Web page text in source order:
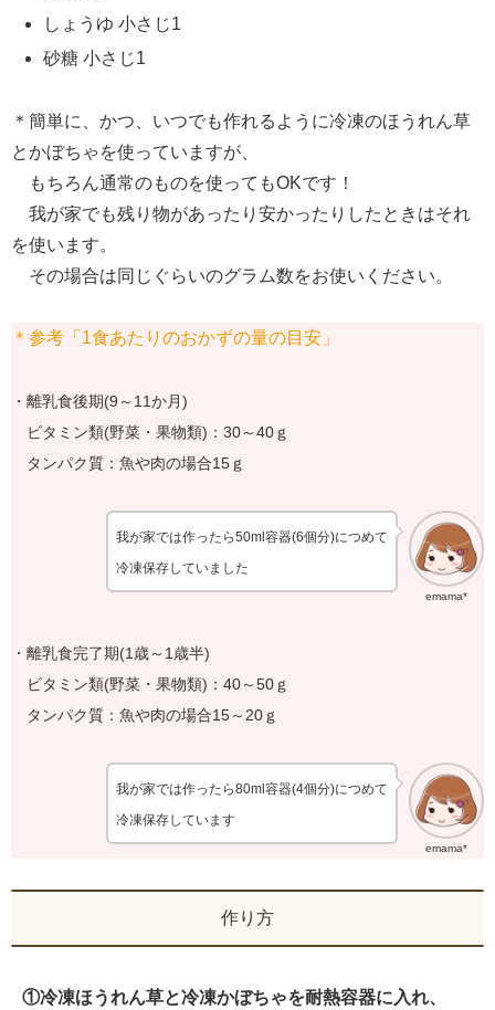
しょうゆ 小さじ1
砂糖 小さじ1
＊簡単に、かつ、いつでも作れるように冷凍のほうれん草
とかぼちゃを使っていますが、
もちろん通常のものを使ってもOKです！
我が家でも残り物があったり安かったりしたときはそれ
を使います。
その場合は同じぐらいのグラム数をお使いください。
＊参考「1食あたりのおかずの量の目安」
・離乳食後期(9～11か月)
ビタミン類(野菜・果物類)：30～40ｇ
タンパク質：魚や肉の場合15ｇ
emama*
我が家では作ったら50ml容器(6個分)につめて
冷凍保存していました
・離乳食完了期(1歳～1歳半)
ビタミン類(野菜・果物類)：40～50ｇ
タンパク質：魚や肉の場合15～20ｇ
emama*
我が家では作ったら80ml容器(4個分)につめて
冷凍保存しています
作り方
①冷凍ほうれん草と冷凍かぼちゃを耐熱容器に入れ、